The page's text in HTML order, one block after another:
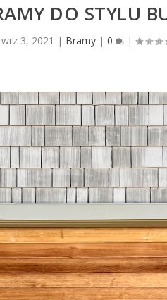
DO STYLU
wrz 3, 2021 | Bramy| 0 |